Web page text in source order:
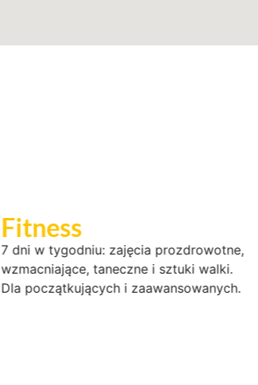
Fitness
7 dni w tygodniu: zajęcia prozdrowotne,
wzmacniające, taneczne i sztuki walki.
Dla początkujących i zaawansowanych.